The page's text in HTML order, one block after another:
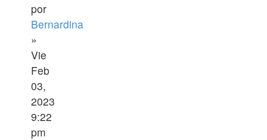
por
Bernardina
»
Vie
Feb
03,
2023
9:22
pm